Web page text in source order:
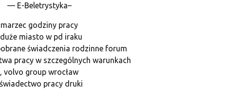
— E-Beletrystyka–
marzec godziny pracy
, duże miasto w pd iraku
świadczenia rodzinne forum
pracy w szczególnych warunkach
, volvo group wrocław
, świadectwo pracy druki